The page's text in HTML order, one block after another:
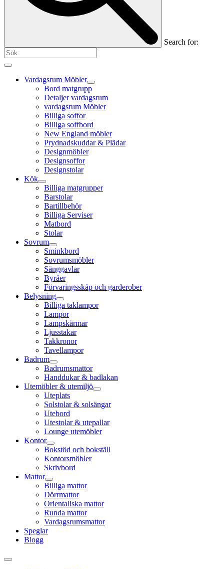
Search for:
Vardagsrum Möbler
Bord matgrupp
Detaljer vardagsrum
vardagsrum Möbler
Billiga soffor
Billiga soffbord
New England möbler
Prydnadskuddar & Plädar
Designmöbler
Designsoffor
Designstolar
Kök
Billiga matgrupper
Barstolar
Bartillbehör
Billiga Serviser
Matbord
Stolar
Sovrum
Sminkbord
Sovrumsmöbler
Sänggavlar
Byråer
Förvaringsskåp och garderober
Belysning
Billiga taklampor
Lampor
Lampskärmar
Ljusstakar
Takkronor
Tavellampor
Badrum
Badrumsmattor
Handdukar & badlakan
Utemöbler & utemiljö
Uteplats
Solstolar & solsängar
Utebord
Utestolar & utepallar
Lounge utemöbler
Kontor
Bokstöd och bokställ
Kontorsmöbler
Skrivbord
Mattor
Billiga mattor
Dörrmattor
Orientaliska mattor
Runda mattor
Vardagsrumsmattor
Speglar
Blogg